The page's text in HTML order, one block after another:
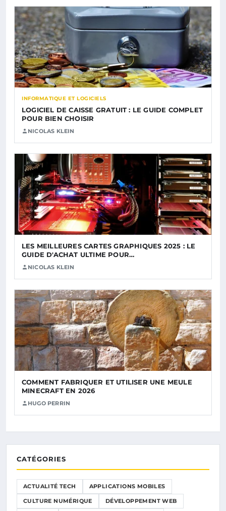
INFORMATIQUE ET LOGICIELS
LOGICIEL DE CAISSE GRATUIT : LE GUIDE COMPLET
POUR BIEN CHOISIR
NICOLAS KLEIN
LES MEILLEURES CARTES GRAPHIQUES 2025 : LE
GUIDE D'ACHAT ULTIME POUR…
NICOLAS KLEIN
COMMENT FABRIQUER ET UTILISER UNE MEULE
MINECRAFT EN 2026
HUGO PERRIN
CATÉGORIES
ACTUALITÉ TECH APPLICATIONS MOBILES
CULTURE NUMÉRIQUE DÉVELOPPEMENT WEB